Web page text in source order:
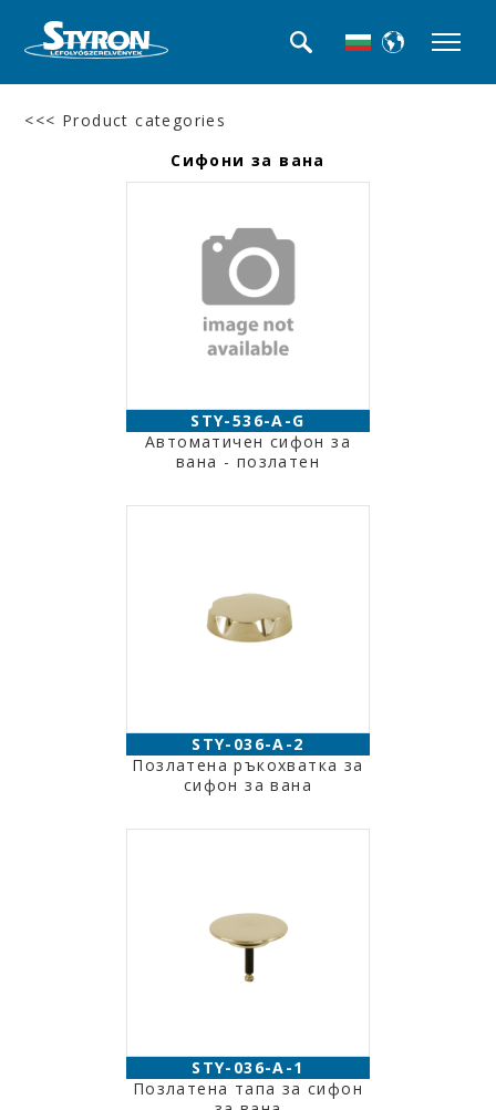
<<< Product categories
Сифони за вана
STY-536-A-G
Автоматичен сифон за
вана - позлатен
STY-036-A-2
Позлатена ръкохватка за
сифон за вана
STY-036-A-1
Позлатена тапа за сифон